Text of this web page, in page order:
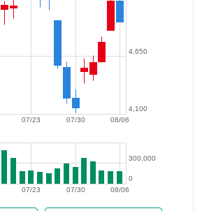
08/06
07/30
07/23
4,100
4,650
08/06
07/30
07/23
0
300,000